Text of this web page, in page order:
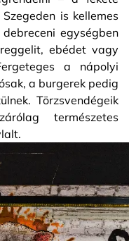
is kellemes
egységben
ebédet vagy
a nápolyi
a burgerek pedig
Törzsvendégeik
természetes